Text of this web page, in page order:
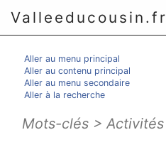
Valleeducousin.fr
Aller au menu principal
Aller au contenu principal
Aller au menu secondaire
Aller à la recherche
Mots-clés > Activités